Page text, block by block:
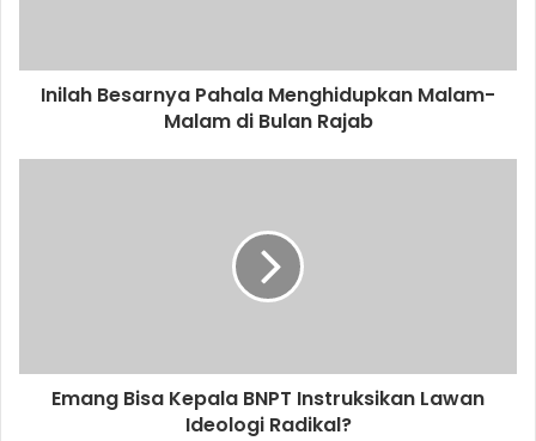
Inilah Besarnya Pahala Menghidupkan Malam-
Malam di Bulan Rajab
Emang Bisa Kepala BNPT Instruksikan Lawan
Ideologi Radikal?